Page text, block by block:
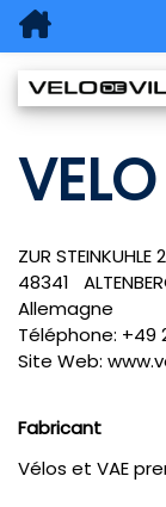
ZUR STEINKUHLE 2
48341
Allemagne
Téléphone: +49
Site Web:
Fabricant
Vélos et VAE